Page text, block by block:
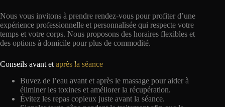
Nous vous invitons à prendre rendez-vous pour profiter d’une
expérience professionnelle et personnalisée qui respecte votre
temps et votre corps. Nous proposons des horaires flexibles et
des options à domicile pour plus de commodité.
Conseils avant et après la séance
Buvez de l’eau avant et après le massage pour aider à
éliminer les toxines et améliorer la récupération.
Évitez les repas copieux juste avant la séance.